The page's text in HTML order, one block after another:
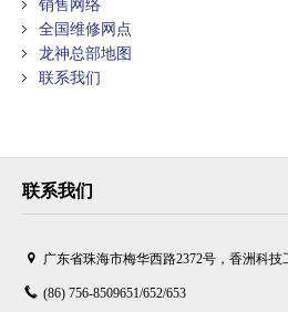
销售网络
全国维修网点
龙神总部地图
联系我们
联系我们
广东省珠海市梅华西路2372号，香洲科技
(86) 756-8509651/652/653